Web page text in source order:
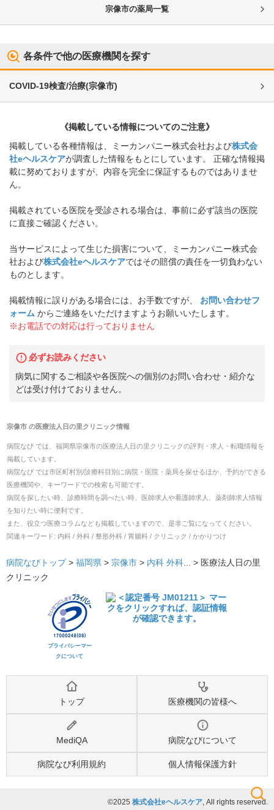
検索
宗像市の薬局一覧
各条件で他の医療機関を探す
COVID-19検査/治療(宗像市)
《掲載している情報についてのご注意》
掲載している各種情報は、ミーカンパニー株式会社および株式会
社eヘルスケアが調査した情報をもとにしています。 正確な情報掲
載に努めておりますが、内容を完全に保証するものではありませ
ん。
掲載されている医院を受診される場合は、事前に必ず該当の医院
に直接ご確認ください。
当サービスによって生じた損害について、ミーカンパニー株式会
社および株式会社eヘルスケアではその賠償の責任を一切負わない
ものとします。
掲載情報に誤りがある場合には、お手数ですが、
お問い合わせフ
ォーム からご連絡をいただけますようお願いいたします。
※お電話での対応は行っておりません
必ずお読みください
病気に関するご相談や各医院への個別のお問い合わせ・紹介な
どは受け付けておりません。
宗像市の医療法人日の里クリニック情報
病院なび では、 福岡県宗像市の医療法人日の里クリニックの評判・求人・転職情報を
掲載しています。
病院なび では市区町村別/診療科目別に病院・医院・薬局を探せるほか、予約ができる
医療機関や、キーワードでの検索も可能です。
病院を探したい時、診療時間を調べたい時、医師求人や看護師求人、薬剤師求人情報
を知りたい時に便利です。
また、役立つ医療コラムなども掲載していますので、是非ご覧になってください。
関連キーワード: 内科 / 外科 / 整形外科 / 胃腸科 / クリニック / かかりつけ
病院なびトップ> 福岡県 > 宗像市 > 内科 外科 ... > 医療法人日の里
クリニック
プライバシーマー
クについて
トップ 医療機関の皆様へ
MediQA 病院なびについて
病院なび利用規約 個人情報保護方針
©2025 株式会社eヘルスケア , All rights reserved.